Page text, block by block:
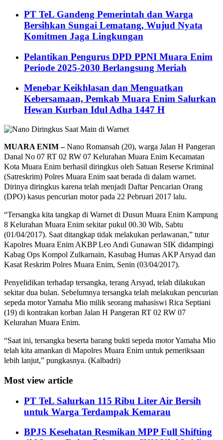
PT TeL Gandeng Pemerintah dan Warga
Bersihkan Sungai Lematang, Wujud Nyata
Komitmen Jaga Lingkungan
Pelantikan Pengurus DPD PPNI Muara Enim
Periode 2025-2030 Berlangsung Meriah
Menebar Keikhlasan dan Menguatkan
Kebersamaan, Pemkab Muara Enim Salurkan
Hewan Kurban Idul Adha 1447 H
MUARA ENIM –Nano Romansah (20), warga Jalan H Pangeran
Danal No 07 RT 02 RW 07 Kelurahan Muara Enim Kecamatan
Kota Muara Enim berhasil diringkus oleh Satuan Reserse Kriminal
(Satreskrim) Polres Muara Enim saat berada di dalam warnet.
Dirinya diringkus karena telah menjadi Daftar Pencarian Orang
(DPO) kasus pencurian motor pada 22 Pebruari 2017 lalu.
“Tersangka kita tangkap di Warnet di Dusun Muara Enim Kampung
8 Kelurahan Muara Enim sekitar pukul 00.30 Wib, Sabtu
(01/04/2017). Saat ditangkap tidak melakukan perlawanan,” tutur
Kapolres Muara Enim AKBP Leo Andi Gunawan SIK didampingi
Kabag Ops Kompol Zulkarnain, Kasubag Humas AKP Arsyad dan
Kasat Reskrim Polres Muara Enim, Senin (03/04/2017).
Penyelidikan terhadap tersangka, terang Arsyad, telah dilakukan
sekitar dua bulan. Sebelumnya tersangka telah melakukan pencurian
sepeda motor Yamaha Mio milik seorang mahasiswi Rica Septiani
(19) di kontrakan korban Jalan H Pangeran RT 02 RW 07
Kelurahan Muara Enim.
“Saat ini, tersangka beserta barang bukti sepeda motor Yamaha Mio
telah kita amankan di Mapolres Muara Enim untuk pemeriksaan
lebih lanjut,” pungkasnya. (Kalbadri)
Most view article
PT TeL Salurkan 115 Ribu Liter Air Bersih
untuk Warga Terdampak Kemarau
BPJS Kesehatan Resmikan MPP Full Shifting